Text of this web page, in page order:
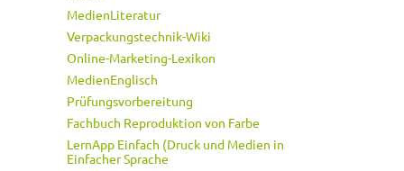
MedienLiteratur
Verpackungstechnik-Wiki
Online-Marketing-Lexikon
MedienEnglisch
Prüfungsvorbereitung
Fachbuch Reproduktion von Farbe
LernApp Einfach (Druck und Medien in
Einfacher Sprache